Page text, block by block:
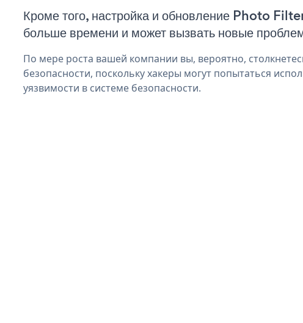
Кроме того, настройка и обновление Photo
больше времени и может вызвать новые
По мере роста вашей компании вы, вероятно,
безопасности, поскольку хакеры могут попытаться
уязвимости в системе безопасности.